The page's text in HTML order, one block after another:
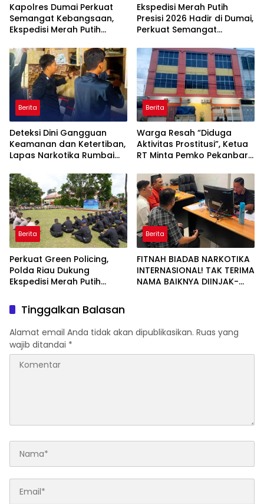
Kapolres Dumai Perkuat
Semangat Kebangsaan,
Ekspedisi Merah Putih
Nyata untuk Rakyat
Ekspedisi Merah Putih
Presisi 2026 Hadir di Dumai,
Perkuat Semangat
Kepedulian Sosial
Berita
Deteksi Dini Gangguan
Keamanan dan Ketertiban,
Lapas Narkotika Rumbai
Hunian
Berita
Warga Resah “Diduga
Aktivitas Prostitusi”, Ketua
RT Minta Pemko Pekanbaru
Aktivitas Z Homestay di
Jalan Tanjung Datuk
Berita
Perkuat Green Policing,
Polda Riau Dukung
Ekspedisi Merah Putih
Penanaman Mangrove
Berita
FITNAH BIADAB NARKOTIKA
INTERNASIONAL! TAK TERIMA
NAMA BAIKNYA DIINJAK-
KARAKTER KE PENJARA
POLDA KEPRI!
Tinggalkan Balasan
Alamat email Anda tidak akan dipublikasikan. Ruas yang
wajib ditandai *